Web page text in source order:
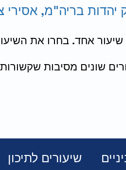
יהדות בריה"מ, אסירי
שיעור אחד. בחרו את
שונים מסיבות
שיעורים לתיכון